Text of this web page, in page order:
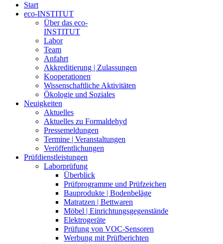
Start
eco-INSTITUT
Über das eco-
INSTITUT
Labor
Team
Anfahrt
Akkreditierung | Zulassungen
Kooperationen
Wissenschaftliche Aktivitäten
Ökologie und Soziales
Neuigkeiten
Aktuelles
Aktuelles zu Formaldehyd
Pressemeldungen
Termine | Veranstaltungen
Veröffentlichungen
Prüfdienstleistungen
Laborprüfung
Überblick
Prüfprogramme und Prüfzeichen
Bauprodukte | Bodenbeläge
Matratzen | Bettwaren
Möbel | Einrichtungsgegenstände
Elektrogeräte
Prüfung von VOC-Sensoren
Werbung mit Prüfberichten